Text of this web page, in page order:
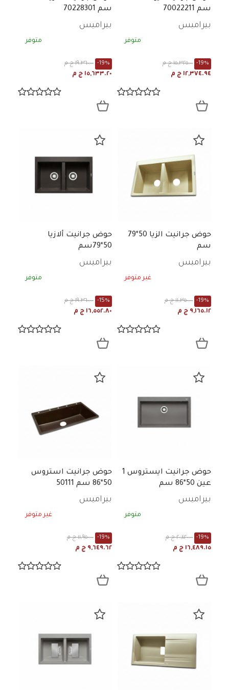
سم 70022211
بيراميس
متوفر
١٥,٣٢٥.٠٠ ج م -19%
١٢,٣٧٤.٩٤ ج م
سم 70228301
بيراميس
متوفر
١٩,٣٦٠.٠٠ ج م -19%
١٥,٦٣٣.٢٠ ج م
حوض جرانيت الزيا 50*79
سم
بيراميس
غير متوفر
١١,٣٥٠.٠٠ ج م -19%
٩,١٦٥.١٢ ج م
حوض جرانيت ألازيا
50*79سم
بيراميس
متوفر
١٩,٣٦٠.٠٠ ج م -15%
١٦,٥٥٢.٨٠ ج م
حوض جرانيت ايستروس 1
عين 50*86 سم
بيراميس
متوفر
٢٠,٤٢٠.٠٠ ج م -19%
١٦,٤٨٩.١٥ ج م
حوض جرانيت استروس
50*86 سم 50111
بيراميس
غير متوفر
١١,٩٥٠.٠٠ ج م -19%
٩,٦٤٩.٦٢ ج م